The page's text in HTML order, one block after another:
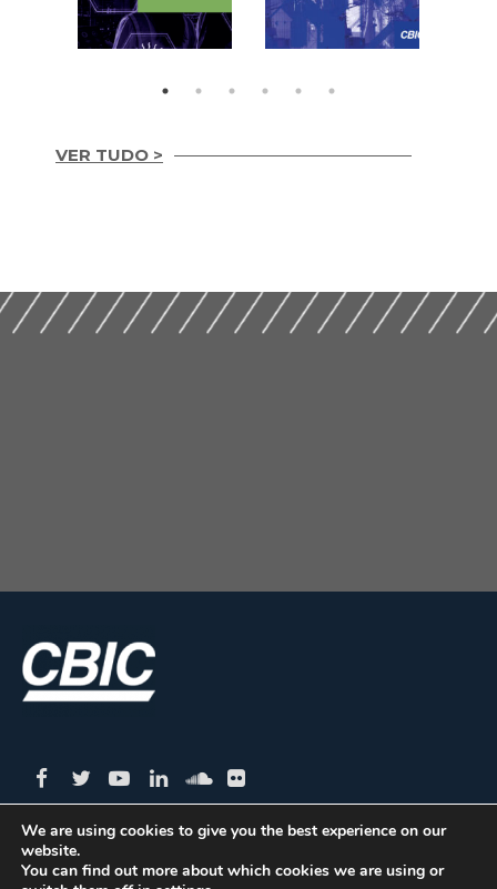
VER TUDO >
CBIC | SBN Quadra 01 – Bloco I – 4º Andar Edifício:
We are using cookies to give you the best experience on our
website.
You can find out more about which cookies we are using or